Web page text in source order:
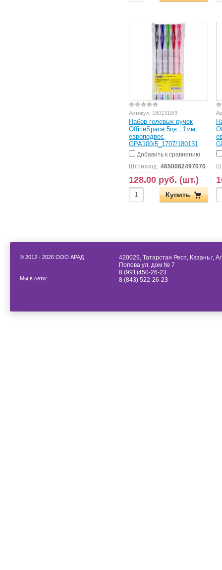
Артикул: 1801310/3
Набор гелевых ручек
OfficeSpace 5цв., 1мм,
европодвес,
GPA100/5_1707/180131
Добавить к сравнению
Штрихкод: 4650062497070
128.00 руб. (шт.)
Купить
© 2012 - 2026 ООО АРАД
Мы в сети:
420029, Татарстан Респ, Казань г,
Попова ул, дом № 7
8 (991)450-26-23
8 (843) 522-26-23